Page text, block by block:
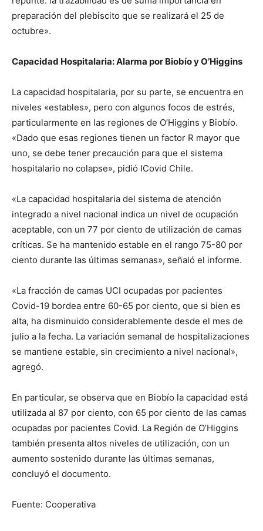
preparación del plebiscito que se realizará el 25 de
octubre».
Capacidad Hospitalaria: Alarma por Biobío y O’Higgins
La capacidad hospitalaria, por su parte, se encuentra en
niveles «estables», pero con algunos focos de estrés,
particularmente en las regiones de O’Higgins y Biobío.
«Dado que esas regiones tienen un factor R mayor que
uno, se debe tener precaución para que el sistema
hospitalario no colapse», pidió ICovid Chile.
«La capacidad hospitalaria del sistema de atención
integrado a nivel nacional indica un nivel de ocupación
aceptable, con un 77 por ciento de utilización de camas
críticas. Se ha mantenido estable en el rango 75-80 por
ciento durante las últimas semanas», señaló el informe.
«La fracción de camas UCI ocupadas por pacientes
Covid-19 bordea entre 60-65 por ciento, que si bien es
alta, ha disminuido considerablemente desde el mes de
julio a la fecha. La variación semanal de hospitalizaciones
se mantiene estable, sin crecimiento a nivel nacional»,
agregó.
En particular, se observa que en Biobío la capacidad está
utilizada al 87 por ciento, con 65 por ciento de las camas
ocupadas por pacientes Covid. La Región de O’Higgins
también presenta altos niveles de utilización, con un
aumento sostenido durante las últimas semanas,
concluyó el documento.
Fuente: Cooperativa